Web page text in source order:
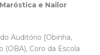
e Nailor
Auditório [Obinha,
(OBA), Coro da Escola